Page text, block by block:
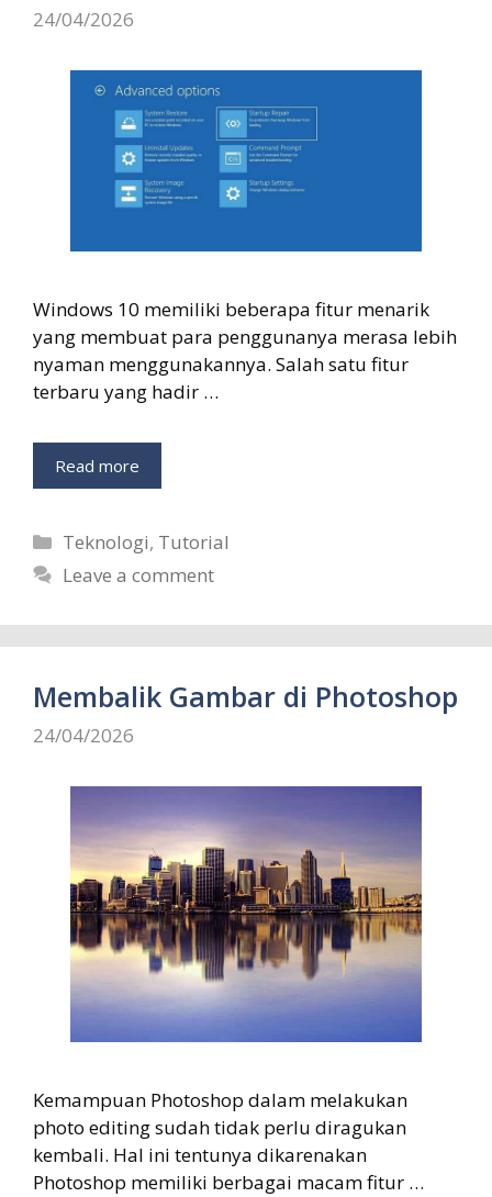
24/04/2026
Windows 10 memiliki beberapa fitur menarik
yang membuat para penggunanya merasa lebih
nyaman menggunakannya. Salah satu fitur
terbaru yang hadir …
Read more
Categories
Teknologi, Tutorial
Leave a comment
Membalik Gambar di Photoshop
24/04/2026
Kemampuan Photoshop dalam melakukan
photo editing sudah tidak perlu diragukan
kembali. Hal ini tentunya dikarenakan
Photoshop memiliki berbagai macam fitur …